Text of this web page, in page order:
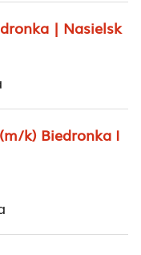
| Nasielsk
k) Biedronka I